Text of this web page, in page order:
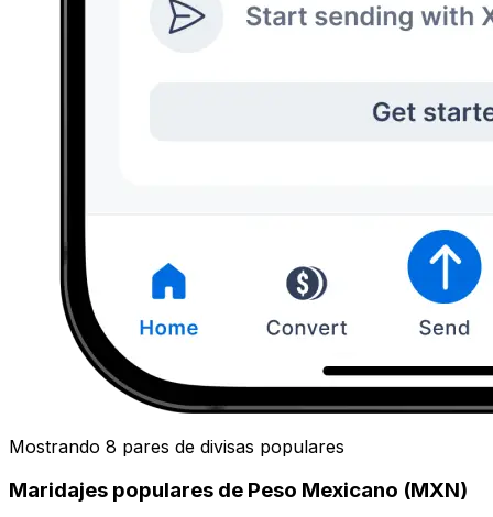
Mostrando 8 pares de divisas populares
Maridajes populares de Peso Mexicano (MXN)